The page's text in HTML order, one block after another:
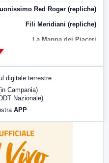
Red Roger (repliche)
Fili Meridiani (repliche)
La Mappa dei Piaceri
digitale terrestre
Campania)
Nazionale)
APP